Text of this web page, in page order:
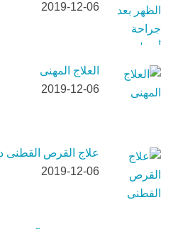
2019-12-06
العلاج المهنی
2019-12-06
علاج القرص القطنی
2019-12-06